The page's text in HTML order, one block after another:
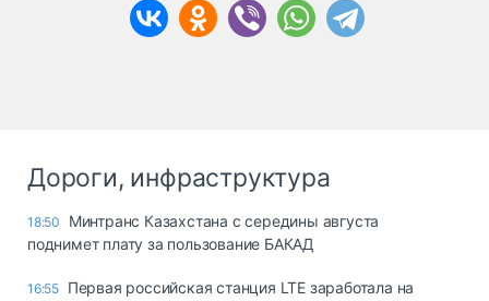
Дороги, инфраструктура
18:50
Минтранс Казахстана с середины августа
поднимет плату за пользование БАКАД
16:55 Первая российская станция LTE заработала на